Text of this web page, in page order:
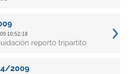
10:52:18
reporto tripartito
2009